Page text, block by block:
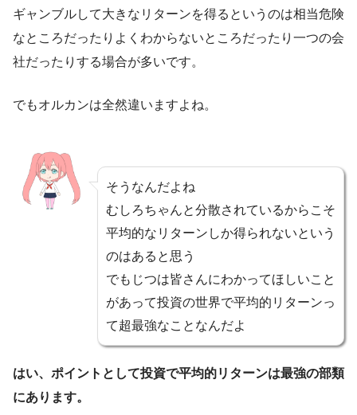
ギャンブルして大きなリターンを得るというのは相当危険
なところだったりよくわからないところだったり一つの会
社だったりする場合が多いです。
でもオルカンは全然違いますよね。
そうなんだよね
むしろちゃんと分散されているからこそ
平均的なリターンしか得られないという
のはあると思う
でもじつは皆さんにわかってほしいこと
があって投資の世界で平均的リターンっ
て超最強なことなんだよ
はい、ポイントとして投資で平均的リターンは最強の部類
にあります。